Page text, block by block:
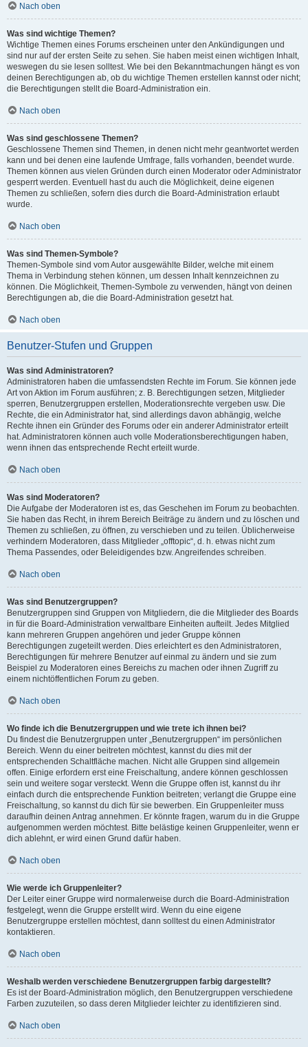
Nach oben
Was sind wichtige Themen?
Wichtige Themen eines Forums erscheinen unter den Ankündigungen und
sind nur auf der ersten Seite zu sehen. Sie haben meist einen wichtigen Inhalt,
weswegen du sie lesen solltest. Wie bei den Bekanntmachungen hängt es von
deinen Berechtigungen ab, ob du wichtige Themen erstellen kannst oder nicht;
die Berechtigungen stellt die Board-Administration ein.
Nach oben
Was sind geschlossene Themen?
Geschlossene Themen sind Themen, in denen nicht mehr geantwortet werden
kann und bei denen eine laufende Umfrage, falls vorhanden, beendet wurde.
Themen können aus vielen Gründen durch einen Moderator oder Administrator
gesperrt werden. Eventuell hast du auch die Möglichkeit, deine eigenen
Themen zu schließen, sofern dies durch die Board-Administration erlaubt
wurde.
Nach oben
Was sind Themen-Symbole?
Themen-Symbole sind vom Autor ausgewählte Bilder, welche mit einem
Thema in Verbindung stehen können, um dessen Inhalt kennzeichnen zu
können. Die Möglichkeit, Themen-Symbole zu verwenden, hängt von deinen
Berechtigungen ab, die die Board-Administration gesetzt hat.
Nach oben
Benutzer-Stufen und Gruppen
Was sind Administratoren?
Administratoren haben die umfassendsten Rechte im Forum. Sie können jede
Art von Aktion im Forum ausführen; z. B. Berechtigungen setzen, Mitglieder
sperren, Benutzergruppen erstellen, Moderationsrechte vergeben usw. Die
Rechte, die ein Administrator hat, sind allerdings davon abhängig, welche
Rechte ihnen ein Gründer des Forums oder ein anderer Administrator erteilt
hat. Administratoren können auch volle Moderationsberechtigungen haben,
wenn ihnen das entsprechende Recht erteilt wurde.
Nach oben
Was sind Moderatoren?
Die Aufgabe der Moderatoren ist es, das Geschehen im Forum zu beobachten.
Sie haben das Recht, in ihrem Bereich Beiträge zu ändern und zu löschen und
Themen zu schließen, zu öffnen, zu verschieben und zu teilen. Üblicherweise
verhindern Moderatoren, dass Mitglieder „offtopic“, d. h. etwas nicht zum
Thema Passendes, oder Beleidigendes bzw. Angreifendes schreiben.
Nach oben
Was sind Benutzergruppen?
Benutzergruppen sind Gruppen von Mitgliedern, die die Mitglieder des Boards
in für die Board-Administration verwaltbare Einheiten aufteilt. Jedes Mitglied
kann mehreren Gruppen angehören und jeder Gruppe können
Berechtigungen zugeteilt werden. Dies erleichtert es den Administratoren,
Berechtigungen für mehrere Benutzer auf einmal zu ändern und sie zum
Beispiel zu Moderatoren eines Bereichs zu machen oder ihnen Zugriff zu
einem nichtöffentlichen Forum zu geben.
Nach oben
Wo finde ich die Benutzergruppen und wie trete ich ihnen bei?
Du findest die Benutzergruppen unter „Benutzergruppen“ im persönlichen
Bereich. Wenn du einer beitreten möchtest, kannst du dies mit der
entsprechenden Schaltfläche machen. Nicht alle Gruppen sind allgemein
offen. Einige erfordern erst eine Freischaltung, andere können geschlossen
sein und weitere sogar versteckt. Wenn die Gruppe offen ist, kannst du ihr
einfach durch die entsprechende Funktion beitreten; verlangt die Gruppe eine
Freischaltung, so kannst du dich für sie bewerben. Ein Gruppenleiter muss
daraufhin deinen Antrag annehmen. Er könnte fragen, warum du in die Gruppe
aufgenommen werden möchtest. Bitte belästige keinen Gruppenleiter, wenn er
dich ablehnt, er wird einen Grund dafür haben.
Nach oben
Wie werde ich Gruppenleiter?
Der Leiter einer Gruppe wird normalerweise durch die Board-Administration
festgelegt, wenn die Gruppe erstellt wird. Wenn du eine eigene
Benutzergruppe erstellen möchtest, dann solltest du einen Administrator
kontaktieren.
Nach oben
Weshalb werden verschiedene Benutzergruppen farbig dargestellt?
Es ist der Board-Administration möglich, den Benutzergruppen verschiedene
Farben zuzuteilen, so dass deren Mitglieder leichter zu identifizieren sind.
Nach oben